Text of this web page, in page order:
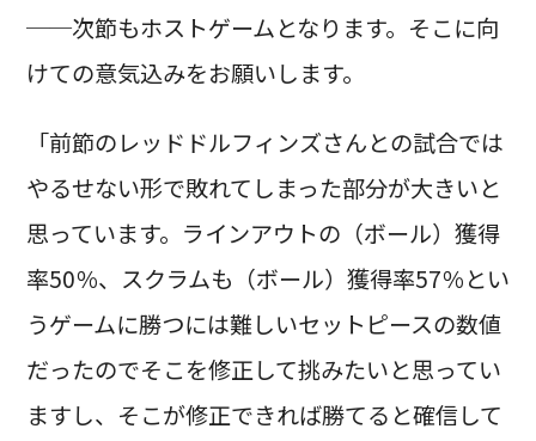
──次節もホストゲームとなります。そこに向
けての意気込みをお願いします。
「前節のレッドドルフィンズさんとの試合では
やるせない形で敗れてしまった部分が大きいと
思っています。ラインアウトの（ボール）獲得
率50％、スクラムも（ボール）獲得率57％とい
うゲームに勝つには難しいセットピースの数値
だったのでそこを修正して挑みたいと思ってい
ますし、そこが修正できれば勝てると確信して